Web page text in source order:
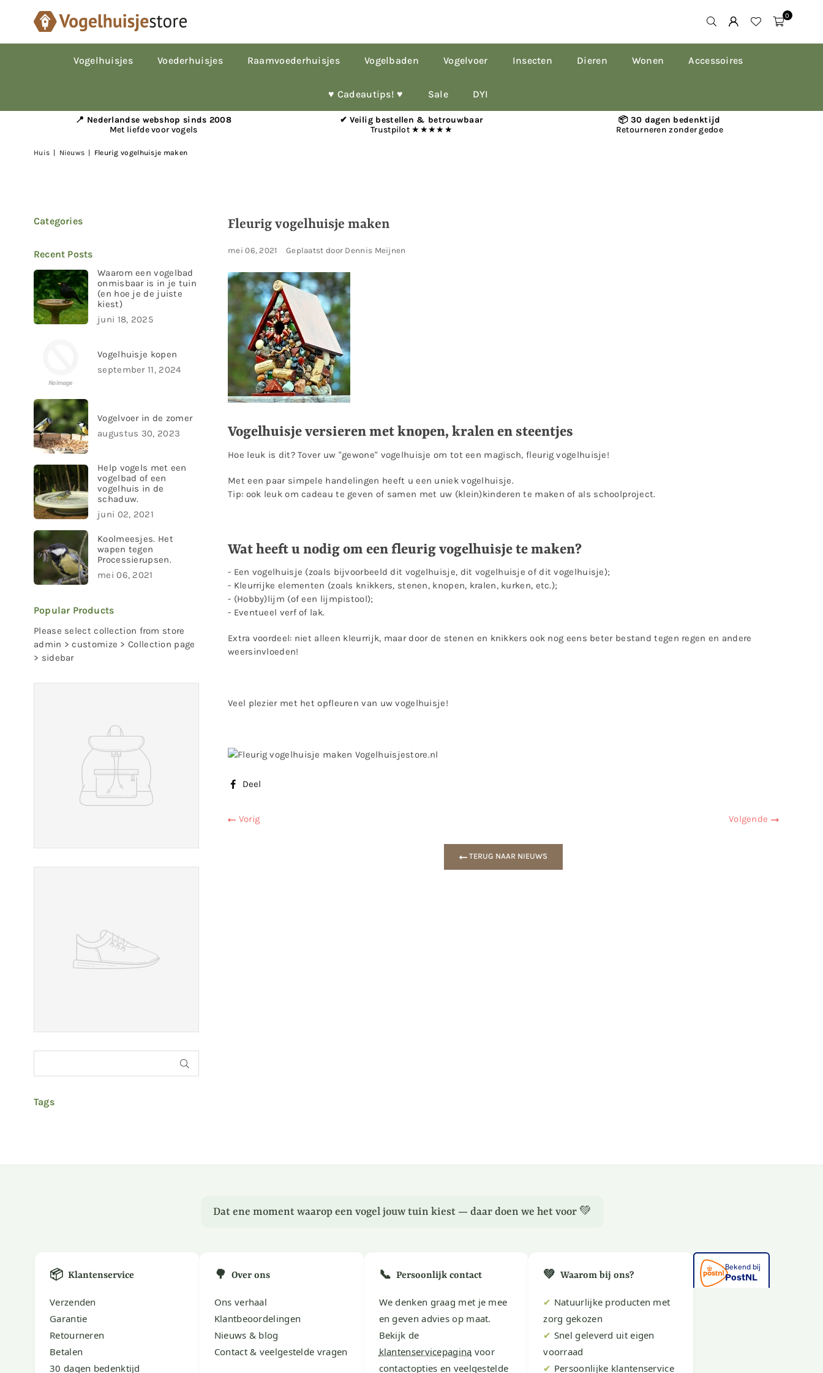
0
Vogelhuisjes Voederhuisjes Raamvoederhuisjes Vogelbaden Vogelvoer Insecten Dieren Wonen Accessoires
♥︎ Cadeautips! ♥︎ Sale DYI
📍 Nederlandse webshop sinds 2008
Met liefde voor vogels
✔ Veilig bestellen & betrouwbaar
Trustpilot ★★★★★
📦 30 dagen bedenktijd
Retourneren zonder gedoe
Huis Nieuws Fleurig vogelhuisje maken
Fleurig vogelhuisje maken
mei 06, 2021 Geplaatst door Dennis Meijnen
Vogelhuisje versieren met knopen, kralen en steentjes
Hoe leuk is dit? Tover uw "gewone" vogelhuisje om tot een magisch, fleurig vogelhuisje!
Met een paar simpele handelingen heeft u een uniek vogelhuisje.
Tip: ook leuk om cadeau te geven of samen met uw (klein)kinderen te maken of als schoolproject.
Wat heeft u nodig om een fleurig vogelhuisje te maken?
- Een vogelhuisje (zoals bijvoorbeeld dit vogelhuisje, dit vogelhuisje of dit vogelhuisje);
- Kleurrijke elementen (zoals knikkers, stenen, knopen, kralen, kurken, etc.);
- (Hobby)lijm (of een lijmpistool);
- Eventueel verf of lak.
Extra voordeel: niet alleen kleurrijk, maar door de stenen en knikkers ook nog eens beter bestand tegen regen en andere
weersinvloeden!
Veel plezier met het opfleuren van uw vogelhuisje!
Deel
Vorig Volgende
TERUG NAAR NIEUWS
Categories
Recent Posts
Waarom een vogelbad
onmisbaar is in je tuin
(en hoe je de juiste
kiest)
juni 18, 2025
Vogelhuisje kopen
september 11, 2024
Vogelvoer in de zomer
augustus 30, 2023
Help vogels met een
vogelbad of een
vogelhuis in de
schaduw.
juni 02, 2021
Koolmeesjes. Het
wapen tegen
Processierupsen.
mei 06, 2021
Popular Products
Please select collection from store
admin > customize > Collection page
> sidebar
Tags
Dat ene moment waarop een vogel jouw tuin kiest — daar doen we het voor 💚
📦 Klantenservice
Verzenden
Garantie
Retourneren
Betalen
30 dagen bedenktijd
🌳 Over ons
Ons verhaal
Klantbeoordelingen
Nieuws & blog
Contact & veelgestelde vragen
📞 Persoonlijk contact
We denken graag met je mee
en geven advies op maat.
Bekijk de
klantenservicepagina voor
contactopties en veelgestelde
💚 Waarom bij ons?
✔ Natuurlijke producten met
zorg gekozen
✔ Snel geleverd uit eigen
voorraad
✔ Persoonlijke klantenservice